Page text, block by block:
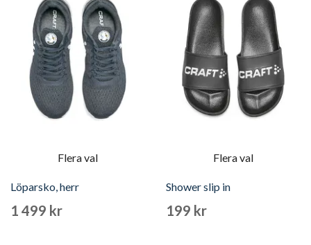
Flera val
Löparsko, herr
1 499 kr
Flera val
Shower slip in
199 kr